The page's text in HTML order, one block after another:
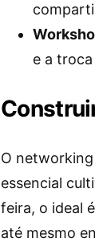
e a
O
essencial
feira, o ideal
até mesmo